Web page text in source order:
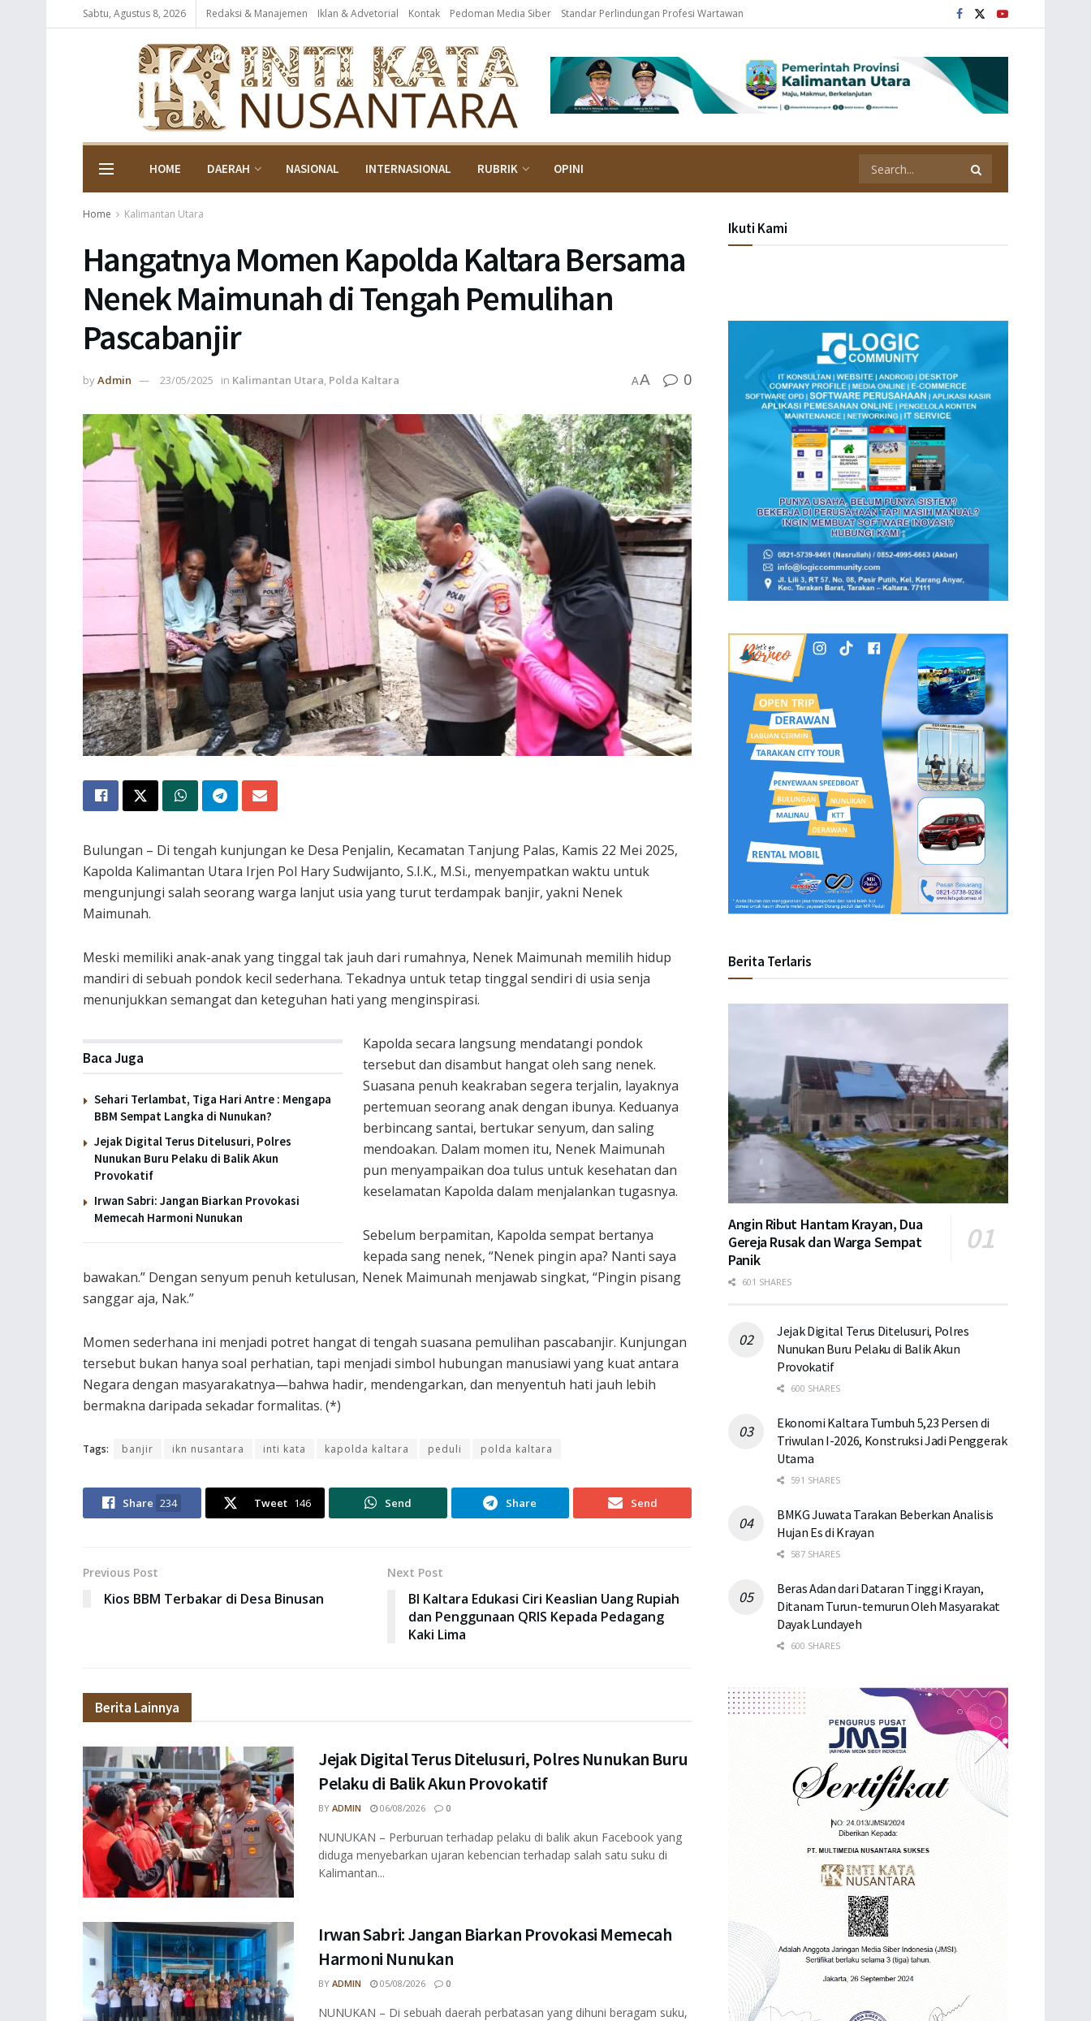
Sabtu, Agustus 8, 2026 Redaksi & Manajemen Iklan & Advetorial Kontak Pedoman Media Siber Standar Perlindungan Profesi Wartawan
HOME DAERAH NASIONAL INTERNASIONAL RUBRIK OPINI
Home Kalimantan Utara
Hangatnya Momen Kapolda Kaltara Bersama
Nenek Maimunah di Tengah Pemulihan
Pascabanjir
byAdmin 23/05/2025 in Kalimantan Utara, Polda Kaltara AA 0
Bulungan – Di tengah kunjungan ke Desa Penjalin, Kecamatan Tanjung Palas, Kamis 22 Mei 2025,
Kapolda Kalimantan Utara Irjen Pol Hary Sudwijanto, S.I.K., M.Si., menyempatkan waktu untuk
mengunjungi salah seorang warga lanjut usia yang turut terdampak banjir, yakni Nenek
Maimunah.
Meski memiliki anak-anak yang tinggal tak jauh dari rumahnya, Nenek Maimunah memilih hidup
mandiri di sebuah pondok kecil sederhana. Tekadnya untuk tetap tinggal sendiri di usia senja
menunjukkan semangat dan keteguhan hati yang menginspirasi.
Baca Juga
Sehari Terlambat, Tiga Hari Antre : Mengapa
BBM Sempat Langka di Nunukan?
Jejak Digital Terus Ditelusuri, Polres
Nunukan Buru Pelaku di Balik Akun
Provokatif
Irwan Sabri: Jangan Biarkan Provokasi
Memecah Harmoni Nunukan
Kapolda secara langsung mendatangi pondok
tersebut dan disambut hangat oleh sang nenek.
Suasana penuh keakraban segera terjalin, layaknya
pertemuan seorang anak dengan ibunya. Keduanya
berbincang santai, bertukar senyum, dan saling
mendoakan. Dalam momen itu, Nenek Maimunah
pun menyampaikan doa tulus untuk kesehatan dan
keselamatan Kapolda dalam menjalankan tugasnya.
Sebelum berpamitan, Kapolda sempat bertanya
kepada sang nenek, “Nenek pingin apa? Nanti saya
bawakan.” Dengan senyum penuh ketulusan, Nenek Maimunah menjawab singkat, “Pingin pisang
sanggar aja, Nak.”
Momen sederhana ini menjadi potret hangat di tengah suasana pemulihan pascabanjir. Kunjungan
tersebut bukan hanya soal perhatian, tapi menjadi simbol hubungan manusiawi yang kuat antara
Negara dengan masyarakatnya—bahwa hadir, mendengarkan, dan menyentuh hati jauh lebih
bermakna daripada sekadar formalitas. (*)
Tags: banjir ikn nusantara inti kata kapolda kaltara peduli polda kaltara
Share 234 Tweet 146 Send Share Send
Previous Post
Kios BBM Terbakar di Desa Binusan
Next Post
BI Kaltara Edukasi Ciri Keaslian Uang Rupiah
dan Penggunaan QRIS Kepada Pedagang
Kaki Lima
Berita Lainnya
Jejak Digital Terus Ditelusuri, Polres Nunukan Buru
Pelaku di Balik Akun Provokatif
BY ADMIN 06/08/2026 0
NUNUKAN – Perburuan terhadap pelaku di balik akun Facebook yang
diduga menyebarkan ujaran kebencian terhadap salah satu suku di
Kalimantan...
Irwan Sabri: Jangan Biarkan Provokasi Memecah
Harmoni Nunukan
BY ADMIN 05/08/2026 0
NUNUKAN – Di sebuah daerah perbatasan yang dihuni beragam suku,
Ikuti Kami
Berita Terlaris
Angin Ribut Hantam Krayan, Dua
Gereja Rusak dan Warga Sempat
Panik
601 SHARES
Jejak Digital Terus Ditelusuri, Polres
Nunukan Buru Pelaku di Balik Akun
Provokatif
600 SHARES
Ekonomi Kaltara Tumbuh 5,23 Persen di
Triwulan I-2026, Konstruksi Jadi Penggerak
Utama
591 SHARES
BMKG Juwata Tarakan Beberkan Analisis
Hujan Es di Krayan
587 SHARES
Beras Adan dari Dataran Tinggi Krayan,
Ditanam Turun-temurun Oleh Masyarakat
Dayak Lundayeh
600 SHARES